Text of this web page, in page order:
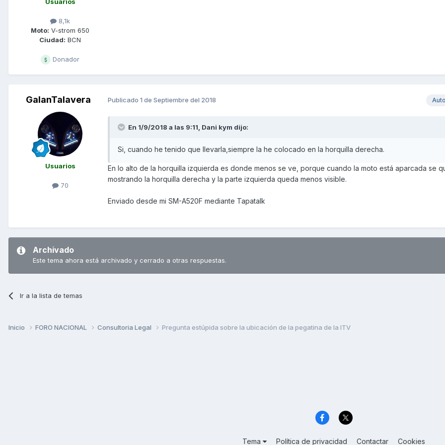
8,1k
Moto: V-strom 650
Ciudad: BCN
Donador
GalanTalavera
Usuarios
70
Publicado 1 de Septiembre del 2018
En 1/9/2018 a las 9:11, Dani kym dijo:
Si, cuando he tenido que llevarla,siempre la he colocado en la horquilla derecha.
En lo alto de la horquilla izquierda es donde menos se ve, porque cuando la moto está aparcada se
mostrando la horquilla derecha y la parte izquierda queda menos visible.
Enviado desde mi SM-A520F mediante Tapatalk
Archivado
Este tema ahora está archivado y cerrado a otras respuestas.
Ir a la lista de temas
Inicio FORO NACIONAL Consultoria Legal Pregunta estúpida sobre la ubicación de la pegatina de la ITV
Tema Política de privacidad Contactar Cookies